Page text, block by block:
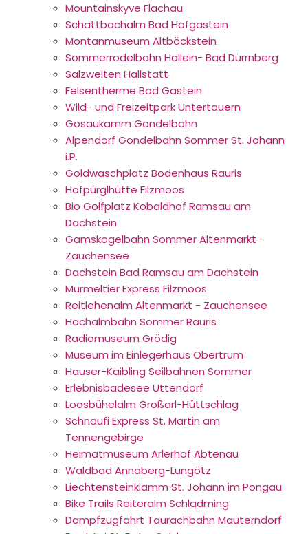
Mountainskyve Flachau
Schattbachalm Bad Hofgastein
Montanmuseum Altböckstein
Sommerrodelbahn Hallein- Bad Dürrnberg
Salzwelten Hallstatt
Felsentherme Bad Gastein
Wild- und Freizeitpark Untertauern
Gosaukamm Gondelbahn
Alpendorf Gondelbahn Sommer St. Johann
i.P.
Goldwaschplatz Bodenhaus Rauris
Hofpürglhütte Filzmoos
Bio Golfplatz Kobaldhof Ramsau am
Dachstein
Gamskogelbahn Sommer Altenmarkt -
Zauchensee
Dachstein Bad Ramsau am Dachstein
Murmeltier Express Filzmoos
Reitlehenalm Altenmarkt - Zauchensee
Hochalmbahn Sommer Rauris
Radiomuseum Grödig
Museum im Einlegerhaus Obertrum
Hauser-Kaibling Seilbahnen Sommer
Erlebnisbadesee Uttendorf
Loosbühelalm Großarl-Hüttschlag
Schnaufi Express St. Martin am
Tennengebirge
Heimatmuseum Arlerhof Abtenau
Waldbad Annaberg-Lungötz
Liechtensteinklamm St. Johann im Pongau
Bike Trails Reiteralm Schladming
Dampfzugfahrt Taurachbahn Mauterndorf